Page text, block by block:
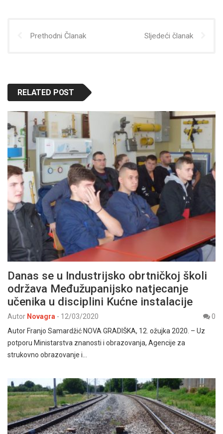
Prethodni Članak Sljedeći članak
RELATED POST
Danas se u Industrijsko obrtničkoj školi
održava Međužupanijsko natjecanje
učenika u disciplini Kućne instalacije
Autor Novagra - 12/03/2020
0
Autor Franjo Samardžić NOVA GRADIŠKA, 12. ožujka 2020. – Uz
potporu Ministarstva znanosti i obrazovanja, Agencije za
strukovno obrazovanje i…